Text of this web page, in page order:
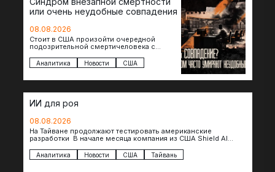
или очень неудобные совпадения
08.08.2026
Стоит в США произойти очередной
подозрительной смертичеловека с
как официальные версии снова
оказываются удивительно похожими:
Аналитика Новости США
ИИ для роя
08.08.2026
На Тайване продолжают тестировать американские
разработки В начале месяца компания из США Shield AI
Аналитика Новости США Тайвань